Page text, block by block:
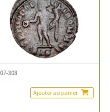
308
Ajouter au panier